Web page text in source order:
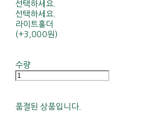
선택하세요.
선택하세요.
라이트홀더
(+3,000원)
수량
품절된 상품입니다.